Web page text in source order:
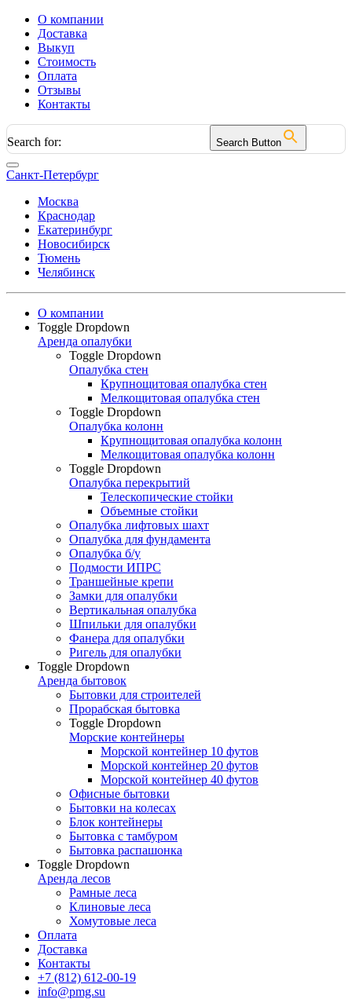
О компании
Доставка
Выкуп
Стоимость
Оплата
Отзывы
Контакты
Search for: Search Button
Санкт-Петербург
Москва
Краснодар
Екатеринбург
Новосибирск
Тюмень
Челябинск
О компании
Toggle Dropdown
Аренда опалубки
Toggle Dropdown
Опалубка стен
Крупнощитовая опалубка стен
Мелкощитовая опалубка стен
Toggle Dropdown
Опалубка колонн
Крупнощитовая опалубка колонн
Мелкощитовая опалубка колонн
Toggle Dropdown
Опалубка перекрытий
Телескопические стойки
Объемные стойки
Опалубка лифтовых шахт
Опалубка для фундамента
Опалубка б/у
Подмости ИПРС
Траншейные крепи
Замки для опалубки
Вертикальная опалубка
Шпильки для опалубки
Фанера для опалубки
Ригель для опалубки
Toggle Dropdown
Аренда бытовок
Бытовки для строителей
Прорабская бытовка
Toggle Dropdown
Морские контейнеры
Морской контейнер 10 футов
Морской контейнер 20 футов
Морской контейнер 40 футов
Офисные бытовки
Бытовки на колесах
Блок контейнеры
Бытовка с тамбуром
Бытовка распашонка
Toggle Dropdown
Аренда лесов
Рамные леса
Клиновые леса
Хомутовые леса
Оплата
Доставка
Контакты
+7 (812) 612-00-19
info@pmg.su